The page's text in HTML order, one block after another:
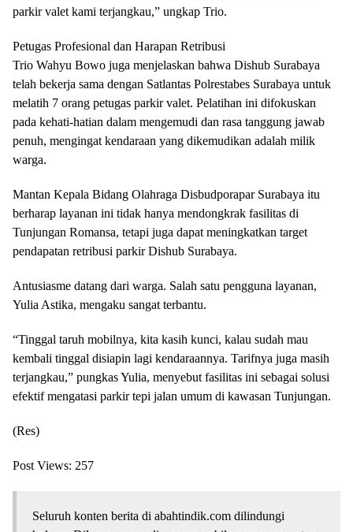
parkir valet kami terjangkau,” ungkap Trio.
Petugas Profesional dan Harapan Retribusi
Trio Wahyu Bowo juga menjelaskan bahwa Dishub Surabaya
telah bekerja sama dengan Satlantas Polrestabes Surabaya untuk
melatih 7 orang petugas parkir valet. Pelatihan ini difokuskan
pada kehati-hatian dalam mengemudi dan rasa tanggung jawab
penuh, mengingat kendaraan yang dikemudikan adalah milik
warga.
Mantan Kepala Bidang Olahraga Disbudporapar Surabaya itu
berharap layanan ini tidak hanya mendongkrak fasilitas di
Tunjungan Romansa, tetapi juga dapat meningkatkan target
pendapatan retribusi parkir Dishub Surabaya.
Antusiasme datang dari warga. Salah satu pengguna layanan,
Yulia Astika, mengaku sangat terbantu.
“Tinggal taruh mobilnya, kita kasih kunci, kalau sudah mau
kembali tinggal disiapin lagi kendaraannya. Tarifnya juga masih
terjangkau,” pungkas Yulia, menyebut fasilitas ini sebagai solusi
efektif mengatasi parkir tepi jalan umum di kawasan Tunjungan.
(Res)
Post Views: 257
Seluruh konten berita di abahtindik.com dilindungi